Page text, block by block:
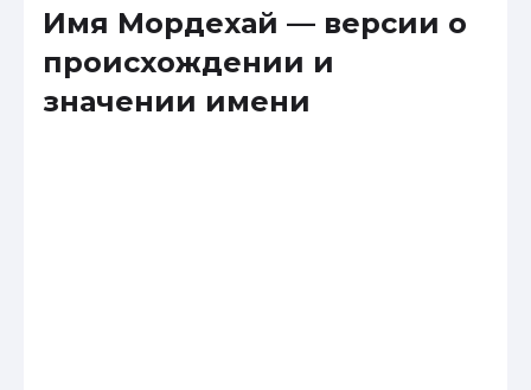
Имя Мордехай — версии о
происхождении и
значении имени